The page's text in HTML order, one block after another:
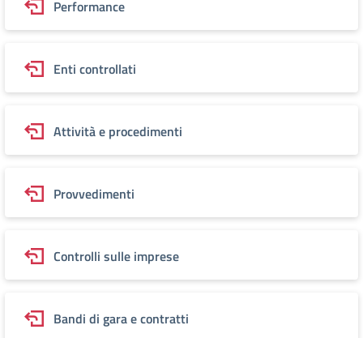
Performance
Enti controllati
Attività e procedimenti
Provvedimenti
Controlli sulle imprese
Bandi di gara e contratti